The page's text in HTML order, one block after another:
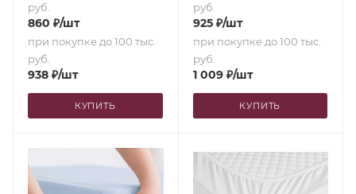
руб.
860 ₽/шт
при покупке до 100 тыс.
руб.
938 ₽/шт
КУПИТЬ
руб.
925₽/шт
при покупке до 100 тыс.
руб.
1 009₽/шт
КУПИТЬ